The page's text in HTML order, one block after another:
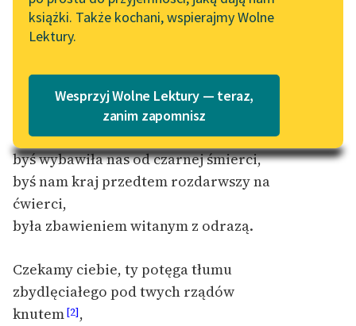
Nowy audiobook –
„Marzenie o Oriencie”
Lektury szkolne i klasyka
literatury do słuchania dla
uczennic i uczniów z
niepełnosprawnościami
szkolnych i literatury do
słuchania dla uczennic i
uczniów z
niepełnosprawnościami
Przypisy
Katalog w formacie PDF
książki. Także kochani, wspierajmy Wolne
Lektury.
Wesprzyj Wolne Lektury — teraz,
zanim zapomnisz
zaraza[1]
Czekamy ciebie, czerwona zarazo,
byś wybawiła nas od czarnej śmierci,
byś nam kraj przedtem rozdarwszy na
ćwierci,
była zbawieniem witanym z odrazą.
Czekamy ciebie, ty potęga tłumu
zbydlęciałego pod twych rządów
knutem[2],